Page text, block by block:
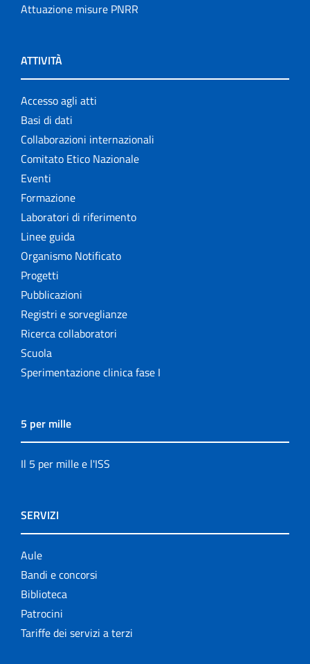
Attuazione misure PNRR
ATTIVITÀ
Accesso agli atti
Basi di dati
Collaborazioni internazionali
Comitato Etico Nazionale
Eventi
Formazione
Laboratori di riferimento
Linee guida
Organismo Notificato
Progetti
Pubblicazioni
Registri e sorveglianze
Ricerca collaboratori
Scuola
Sperimentazione clinica fase I
5 per mille
Il 5 per mille e l'ISS
SERVIZI
Aule
Bandi e concorsi
Biblioteca
Patrocini
Tariffe dei servizi a terzi